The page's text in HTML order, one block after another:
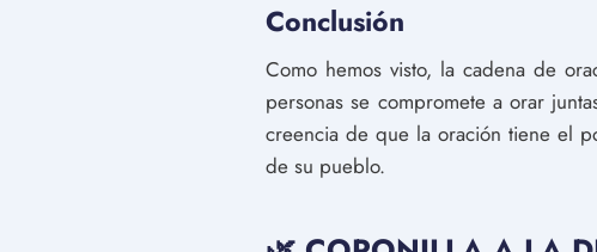
Conclusión
Como hemos visto, la cadena de
personas se compromete a orar
creencia de que la oración tiene el
de su pueblo.